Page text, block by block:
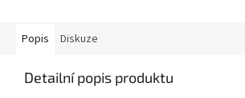
Popis
Diskuze
Detailní popis produktu